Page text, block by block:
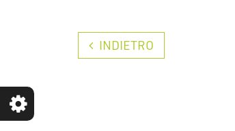
INDIETRO